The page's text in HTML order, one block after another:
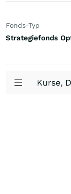
Fonds-Typ
Kurse,